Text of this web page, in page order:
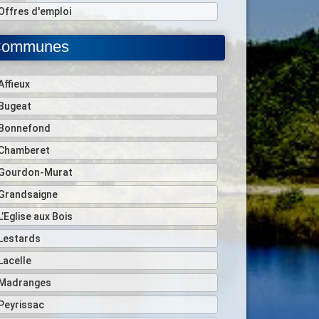
d'emploi
Murat
aux Bois